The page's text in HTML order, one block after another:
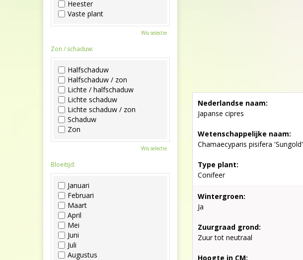
Nederlandse naam:
Japanse cipres
Wetenschappelijke naam:
Chamaecyparis pisifera 'Sungold'
Type plant:
Conifeer
Wintergroen:
Ja
Zuurgraad grond:
Zuur tot neutraal
Hoogte in CM:
Heester
Vaste plant
Wis selectie
Zon / schaduw:
Halfschaduw
Halfschaduw / zon
Lichte / halfschaduw
Lichte schaduw
Lichte schaduw / zon
Schaduw
Zon
Wis selectie
Bloeitijd:
Januari
Februari
Maart
April
Mei
Juni
Juli
Augustus